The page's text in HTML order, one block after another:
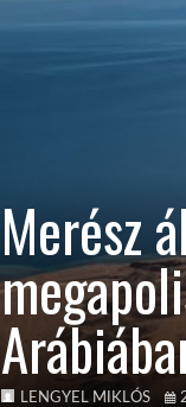
Merész
LENGYEL MIKLÓS